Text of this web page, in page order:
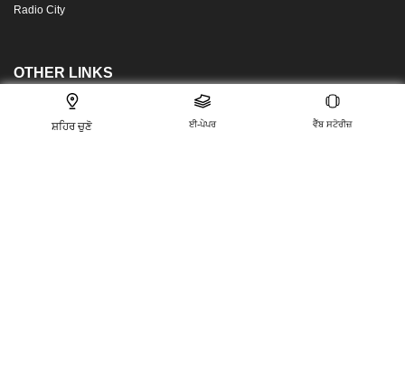
ਸ਼ਹਿਰ ਚੁਣੋ ਈ-ਪੇਪਰ ਵੈੱਬ ਸਟੋਰੀਜ਼
Radio City
OTHER LINKS
Advertise Withus